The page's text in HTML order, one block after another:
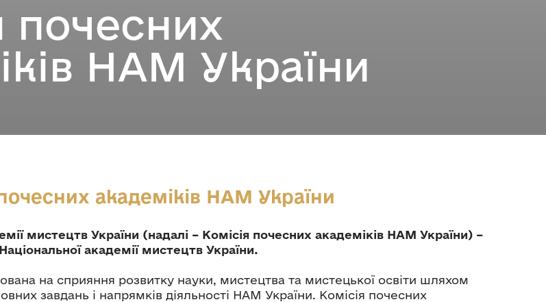
почесних
НАМ України
академіків НАМ України
мистецтв України (надалі – Комісія почесних академіків НАМ України) –
академії мистецтв України.
на сприяння розвитку науки, мистецтва та мистецької освіти шляхом
завдань і напрямків діяльності НАМ України. Комісія почесних